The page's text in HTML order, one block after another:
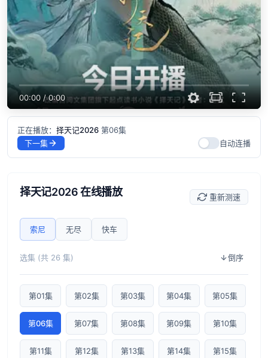
00:00 /0:00
正在播放： 择天记2026 第06集
下一集
自动连播
择天记2026 在线播放 重新测速
索尼 无尽 快车
选集 (共 26 集) 倒序
第01集 第02集 第03集 第04集 第05集
第06集 第07集 第08集 第09集 第10集
第11集 第12集 第13集 第14集 第15集